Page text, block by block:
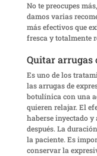
No te preocupes
damos varias
más efectivos que
fresca y totalmente
Quitar arrugas
Es uno de los
las arrugas de
botulínica con una
quieren relajar. El
haberse inyectado
después. La
la paciente. Es
conservar la